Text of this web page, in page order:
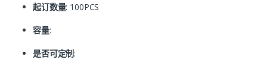
起订数量: 100PCS
容量:
是否可定制: